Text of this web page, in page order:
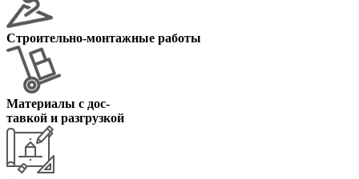
Строительно-монтажные работы
Материалы с дос-
тавкой и разгрузкой